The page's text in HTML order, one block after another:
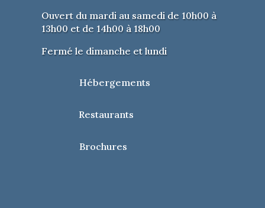
Ouvert du mardi au samedi de 10h00 à
13h00 et de 14h00 à 18h00
Fermé le dimanche et lundi
Hébergements
Restaurants
Brochures